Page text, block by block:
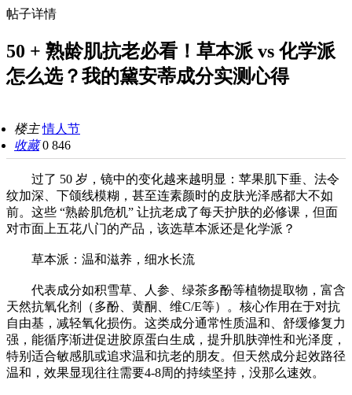
帖子详情
50 + 熟龄肌抗老必看！草本派 vs 化学派
怎么选？我的黛安蒂成分实测心得
楼主情人节
收藏 0 846
过了 50 岁，镜中的变化越来越明显：苹果肌下垂、法令
纹加深、下颌线模糊，甚至连素颜时的皮肤光泽感都大不如
前。这些 “熟龄肌危机” 让抗老成了每天护肤的必修课，但面
对市面上五花八门的产品，该选草本派还是化学派？
草本派：温和滋养，细水长流
代表成分如积雪草、人参、绿茶多酚等植物提取物，富含
天然抗氧化剂（多酚、黄酮、维C/E等）。核心作用在于对抗
自由基，减轻氧化损伤。这类成分通常性质温和、舒缓修复力
强，能循序渐进促进胶原蛋白生成，提升肌肤弹性和光泽度，
特别适合敏感肌或追求温和抗老的朋友。但天然成分起效路径
温和，效果显现往往需要4-8周的持续坚持，没那么速效。